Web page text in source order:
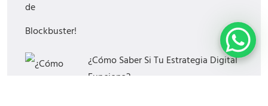
¿Cómo Saber Si Tu Estrategia Digital
Funciona?